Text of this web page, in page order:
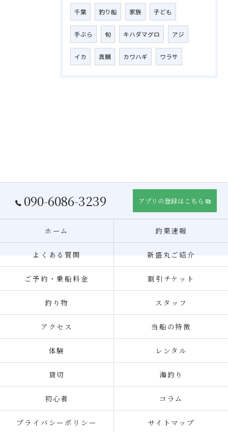
千葉 釣り船 家族 子ども
手ぶら 旬 キハダマグロ アジ
イカ 真鯛 カワハギ ワラサ
090-6086-3239 アプリの登録はこちら
ホーム 釣果速報
よくある質問 新盛丸ご紹介
ご予約・乗船料金 割引チケット
釣り物 スタッフ
アクセス 当船の特徴
体験 レンタル
貸切 海釣り
初心者 コラム
プライバシーポリシー サイトマップ